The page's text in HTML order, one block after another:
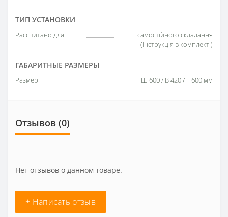
ТИП УСТАНОВКИ
Рассчитано для
самостійного складання
(інструкція в комплекті)
ГАБАРИТНЫЕ РАЗМЕРЫ
Размер Ш 600 / В 420 / Г 600 мм
Отзывов (0)
Нет отзывов о данном товаре.
+ Написать отзыв